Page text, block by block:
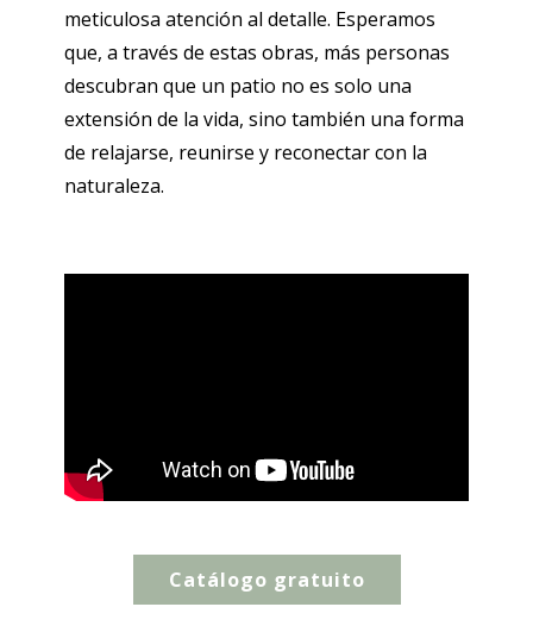
meticulosa atención al detalle. Esperamos
que, a través de estas obras, más personas
descubran que un patio no es solo una
extensión de la vida, sino también una forma
de relajarse, reunirse y reconectar con la
naturaleza.
Catálogo gratuito